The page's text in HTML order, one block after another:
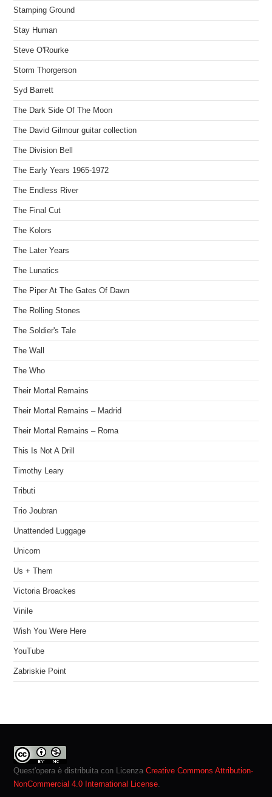
Stamping Ground
Stay Human
Steve O'Rourke
Storm Thorgerson
Syd Barrett
The Dark Side Of The Moon
The David Gilmour guitar collection
The Division Bell
The Early Years 1965-1972
The Endless River
The Final Cut
The Kolors
The Later Years
The Lunatics
The Piper At The Gates Of Dawn
The Rolling Stones
The Soldier's Tale
The Wall
The Who
Their Mortal Remains
Their Mortal Remains – Madrid
Their Mortal Remains – Roma
This Is Not A Drill
Timothy Leary
Tributi
Trio Joubran
Unattended Luggage
Unicorn
Us + Them
Victoria Broackes
Vinile
Wish You Were Here
YouTube
Zabriskie Point
Quest'opera è distribuita con LicenzaCreative Commons Attribution-
NonCommercial 4.0 International License.